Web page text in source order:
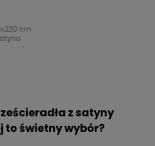
cm
z satyny
to świetny wybór?